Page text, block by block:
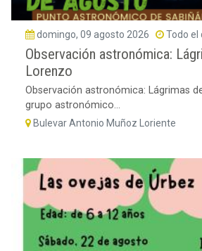
domingo, 09 agosto 2026 Todo el
Observación astronómica:
Lorenzo
Observación astronómica: Lágrimas
grupo astronómico...
Bulevar Antonio Muñoz Loriente